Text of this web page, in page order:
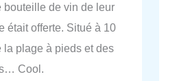
bouteille de vin de leur
était offerte. Situé à 10
la plage à pieds et des
Cool.